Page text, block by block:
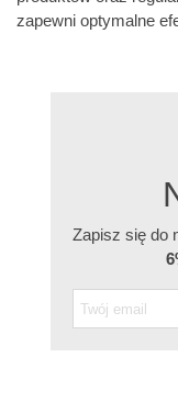
zapewni optymalne
Zapisz się do